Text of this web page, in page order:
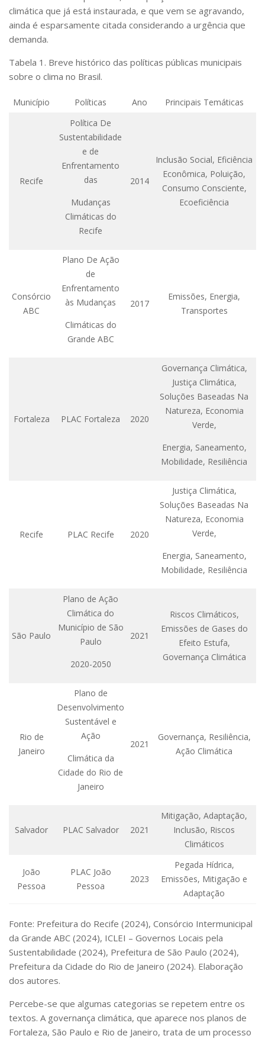
climática que já está instaurada, e que vem se agravando,
ainda é esparsamente citada considerando a urgência que
demanda.
Tabela 1. Breve histórico das políticas públicas municipais
sobre o clima no Brasil.
Município Políticas Ano Principais Temáticas
Recife
Política De
Sustentabilidade
e de
Enfrentamento
das
Mudanças
Climáticas do
Recife
2014
Inclusão Social, Eficiência
Econômica, Poluição,
Consumo Consciente,
Ecoeficiência
Consórcio
ABC
Plano De Ação
de
Enfrentamento
às Mudanças
Climáticas do
Grande ABC
2017
Emissões, Energia,
Transportes
Fortaleza PLAC Fortaleza 2020
Governança Climática,
Justiça Climática,
Soluções Baseadas Na
Natureza, Economia
Verde,
Energia, Saneamento,
Mobilidade, Resiliência
Recife PLAC Recife 2020
Justiça Climática,
Soluções Baseadas Na
Natureza, Economia
Verde,
Energia, Saneamento,
Mobilidade, Resiliência
São Paulo
Plano de Ação
Climática do
Município de São
Paulo
2020-2050
2021
Riscos Climáticos,
Emissões de Gases do
Efeito Estufa,
Governança Climática
Rio de
Janeiro
Plano de
Desenvolvimento
Sustentável e
Ação
Climática da
Cidade do Rio de
Janeiro
2021
Governança, Resiliência,
Ação Climática
Salvador PLAC Salvador 2021
Mitigação, Adaptação,
Inclusão, Riscos
Climáticos
João
Pessoa
PLAC João
Pessoa
2023
Pegada Hídrica,
Emissões, Mitigação e
Adaptação
Fonte: Prefeitura do Recife (2024), Consórcio Intermunicipal
da Grande ABC (2024), ICLEI – Governos Locais pela
Sustentabilidade (2024), Prefeitura de São Paulo (2024),
Prefeitura da Cidade do Rio de Janeiro (2024). Elaboração
dos autores.
Percebe-se que algumas categorias se repetem entre os
textos. A governança climática, que aparece nos planos de
Fortaleza, São Paulo e Rio de Janeiro, trata de um processo